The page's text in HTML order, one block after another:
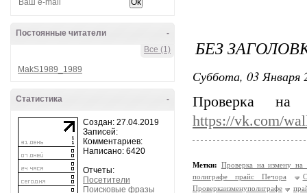
-
Постоянные читатели
Все (1)
MakS1989_1989
-
Статистика
Создан: 27.04.2019
Записей:
Комментариев:
Написано: 6420
Отчеты:
Посетители
Поисковые фразы
БЕЗ
Суббота, 03 Января
Проверка
https://vk.com/
Метки: Проверка на измену
полиграфе прайс Печора
Проверкаизменуполиграфе